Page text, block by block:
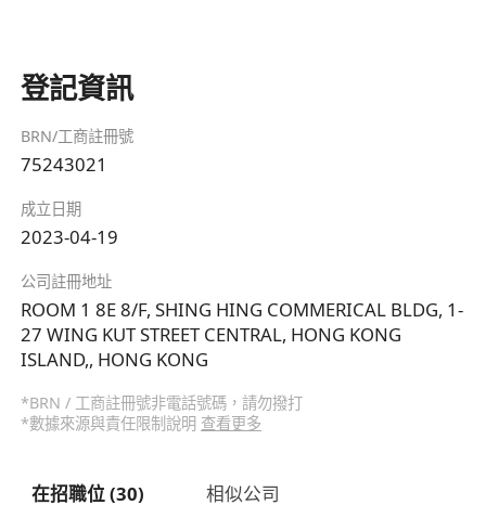
登記資訊
BRN/工商註冊號
75243021
成立日期
2023-04-19
公司註冊地址
ROOM 1 8E 8/F, SHING HING COMMERICAL BLDG, 1-
27 WING KUT STREET CENTRAL, HONG KONG
ISLAND,, HONG KONG
*BRN / 工商註冊號非電話號碼，請勿撥打
*數據來源與責任限制說明 查看更多
在招職位 (30) 相似公司